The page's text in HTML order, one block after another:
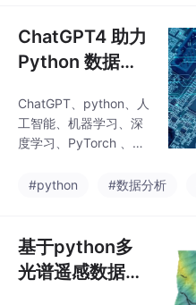
ChatGPT4 助力
Python 数据分
工智能建模及论
文高效撰写
ChatGPT、python、人
工智能、机器学习、深
度学习、PyTorch 、文
献、论文写作、制图、
策树、随机森林、XGBo
ost 与LightGBM 建模
#python #数据分析
基于python多
光谱遥感数据处